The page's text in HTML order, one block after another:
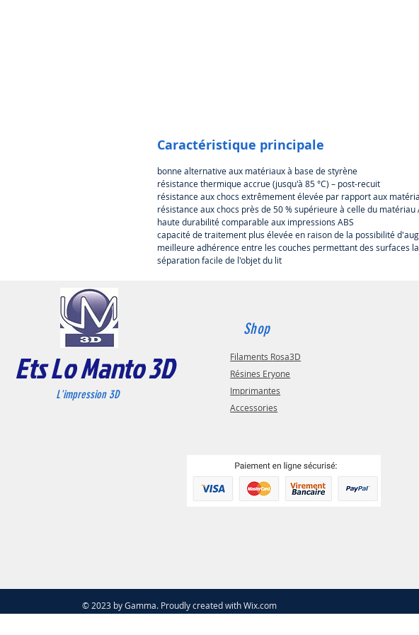
Caractéristique principale
bonne alternative aux matériaux à base de styrène
résistance thermique accrue (jusqu'à 85 °C) – post-recuit
résistance aux chocs extrêmement élevée par rapport aux
résistance aux chocs près de 50 % supérieure à celle du matériau
haute durabilité comparable aux impressions ABS
capacité de traitement plus élevée en raison de la possibilité
meilleure adhérence entre les couches permettant des surfaces
séparation facile de l'objet du lit
Ets Lo Manto 3D
L'impression 3D
Shop
Filaments Rosa3D
Résines Eryone
Imprimantes
Accessories
© 2023 by Gamma. Proudly created withWix.com